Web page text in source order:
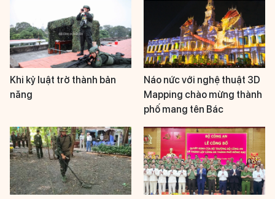
Khi kỷ luật trở thành bản
năng
Náo nức với nghệ thuật 3D
Mapping chào mừng thành
phố mang tên Bác